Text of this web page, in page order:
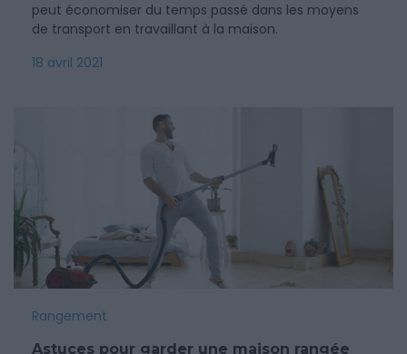
peut économiser du temps passé dans les moyens
de transport en travaillant à la maison.
18 avril 2021
Rangement
Astuces pour garder une maison rangée